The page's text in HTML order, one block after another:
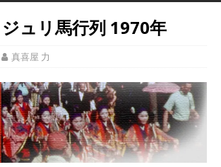
ジュリ馬行列 1970年
真喜屋 力